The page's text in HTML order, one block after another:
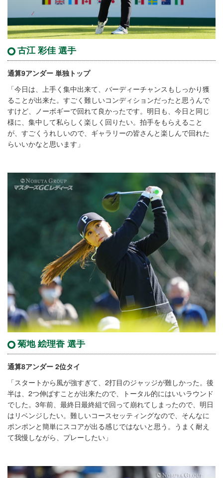
古江 彩佳 選手
通算9アンダー 単独トップ
「今日は、上手く集中出来て、バーディーチャンスもしっかり獲
ることが出来た。すごく難しいコンディションだったと思うんで
すけど、ノーボギーで回れて良かったです。明日も、今日と同じ
様に、集中して私らしく楽しく回りたい。拍手をもらえること
が、すごくうれしいので、ギャラリーの皆さんと楽しんで回れた
らいいかなと思います」
菊地 絵理香 選手
通算8アンダー 2位タイ
「スタートから風が強すぎて、2打目のジャッジが難しかった。後
半は、2つ伸ばすことが出来たので、トータル的にはいいラウンド
でした。3年前、最終日最終組で回って崩れてしまったので、明日
はリベンジしたい。難しいコースセッティングなので、そんなに
ポンポンと簡単にスコアが出る感じではないと思う。うまく耐え
て我慢しながら、プレーしたい」